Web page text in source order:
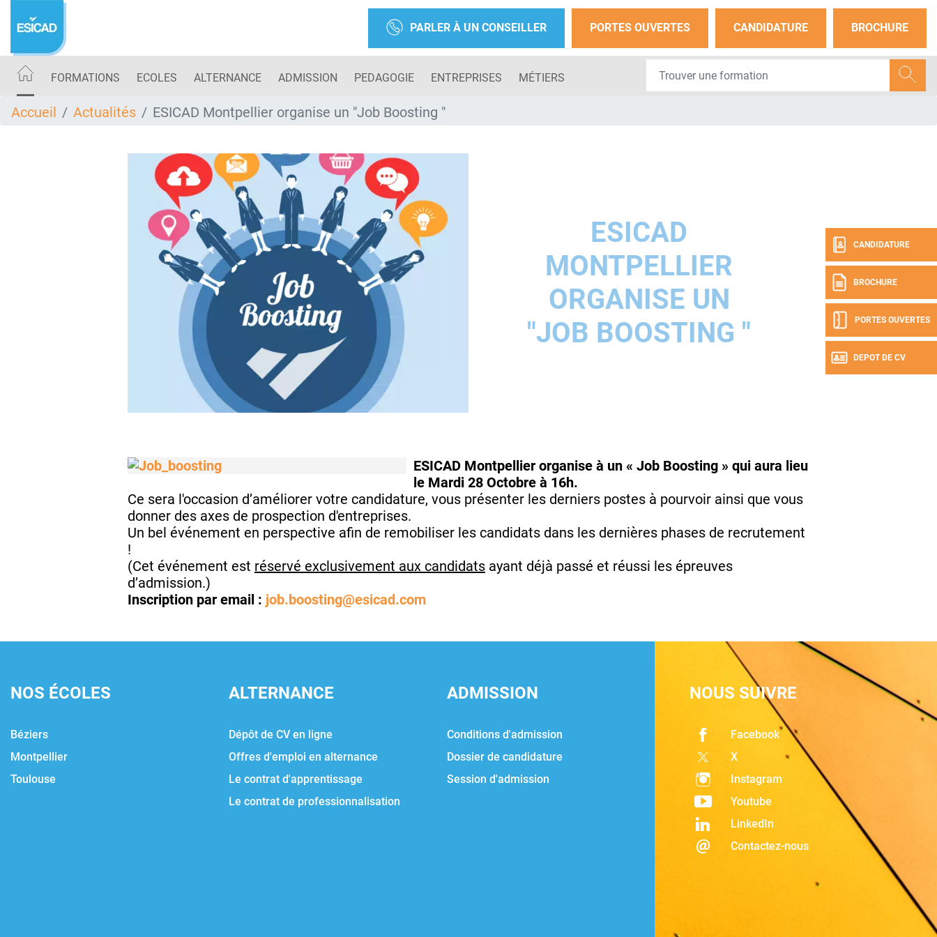
contenu
PARLER À UN CONSEILLER PORTES OUVERTES CANDIDATURE BROCHURE
FORMATIONS ECOLES ALTERNANCE ADMISSION PEDAGOGIE ENTREPRISES MÉTIERS
CANDIDATURE
BROCHURE
PORTES OUVERTES
DEPOT DE CV
Accueil Actualités ESICAD Montpellier organise un "Job Boosting "
ESICAD
MONTPELLIER
ORGANISE UN
"JOB BOOSTING "
ESICAD Montpellier organise à un « Job Boosting » qui aura lieu
le Mardi 28 Octobre à 16h.
Ce sera l'occasion d’améliorer votre candidature, vous présenter les derniers postes à pourvoir ainsi que vous
donner des axes de prospection d'entreprises.
Un bel événement en perspective afin de remobiliser les candidats dans les dernières phases de recrutement
!
(Cet événement est réservé exclusivement aux candidats ayant déjà passé et réussi les épreuves
d’admission.)
Inscription par email : job.boosting@esicad.com
NOS ÉCOLES
Béziers
Montpellier
Toulouse
ALTERNANCE
Dépôt de CV en ligne
Offres d'emploi en alternance
Le contrat d'apprentissage
Le contrat de professionnalisation
ADMISSION
Conditions d'admission
Dossier de candidature
Session d'admission
NOUS SUIVRE
Facebook
X
Instagram
Youtube
LinkedIn
Contactez-nous